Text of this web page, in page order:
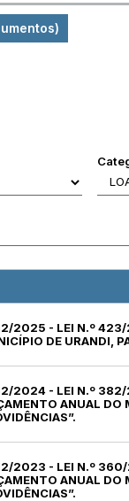
2025 - LEI N.º 423/
DE URANDI,
2024 - LEI N.º 382/
ANUAL DO
2023 - LEI N.º 360/
ANUAL DO